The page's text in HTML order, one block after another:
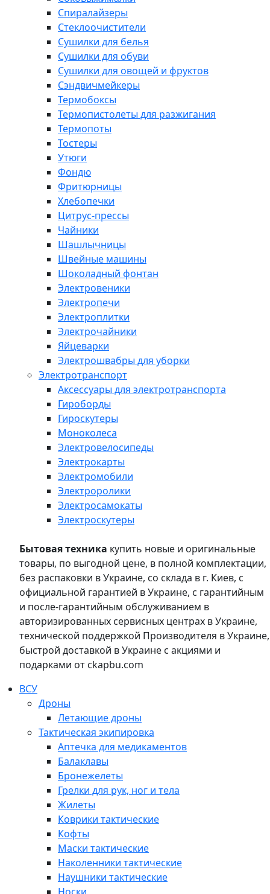
Спиралайзеры
Стеклоочистители
Сушилки для белья
Сушилки для обуви
Сушилки для овощей и фруктов
Сэндвичмейкеры
Термобоксы
Термопистолеты для разжигания
Термопоты
Тостеры
Утюги
Фондю
Фритюрницы
Хлебопечки
Цитрус-прессы
Чайники
Шашлычницы
Швейные машины
Шоколадный фонтан
Электровеники
Электропечи
Электроплитки
Электрочайники
Яйцеварки
Электрошвабры для уборки
Электротранспорт
Аксессуары для электротранспорта
Гироборды
Гироскутеры
Моноколеса
Электровелосипеды
Электрокарты
Электромобили
Электроролики
Электросамокаты
Электроскутеры
Бытовая техника купить новые и оригинальные
товары, по выгодной цене, в полной комплектации,
без распаковки в Украине, со склада в г. Киев, с
официальной гарантией в Украине, с гарантийным
и после-гарантийным обслуживанием в
авторизированных сервисных центрах в Украине,
технической поддержкой Производителя в Украине,
быстрой доставкой в Украине с акциями и
подарками от ckapbu.com
ВСУ
Дроны
Летающие дроны
Тактическая экипировка
Аптечка для медикаментов
Балаклавы
Бронежелеты
Грелки для рук, ног и тела
Жилеты
Коврики тактические
Кофты
Маски тактические
Наколенники тактические
Наушники тактические